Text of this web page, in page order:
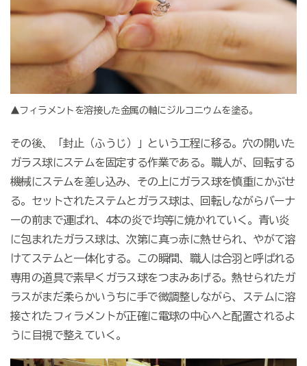
▲フィラメントを溶接した金属の軸にジルコニウムを塗る。
その後、「封止（ふうじ）」という工程に移る。穴の開いた
ガラス球にステムを固定する作業である。職人が、回転する
機械にステムを差し込み、その上にガラス球を慎重にかぶせ
る。セットされたステムとガラス球は、回転しながらバーナ
ーの前まで運ばれ、 4本の炎で均等に焼かれていく。青い炎
に包まれたガラス球は、次第に真っ赤に熱せられ、やがて溶
けてステムと一体化する。この瞬間、職人は合羽と呼ばれる
専用の道具で素早くガラス球をつまみあげる。熱せられたガ
ラスがまだ柔らかいうちに手で微調整しながら、ステムに溶
接されたフィラメントが正確に電球の中心へと配置されるよ
うに目視で整えていく。